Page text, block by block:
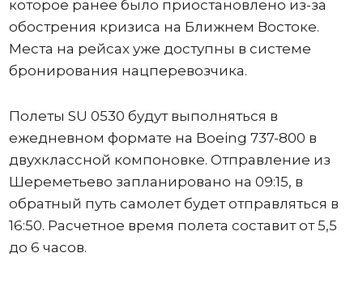
которое ранее было приостановлено из-за
обострения кризиса на Ближнем Востоке.
Места на рейсах уже доступны в системе
бронирования нацперевозчика.
Полеты SU 0530 будут выполняться в
ежедневном формате на Boeing 737-800 в
двухклассной компоновке. Отправление из
Шереметьево запланировано на 09:15, в
обратный путь самолет будет отправляться в
16:50. Расчетное время полета составит от 5,5
до 6 часов.